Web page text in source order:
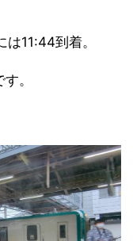
11:44到着。
。